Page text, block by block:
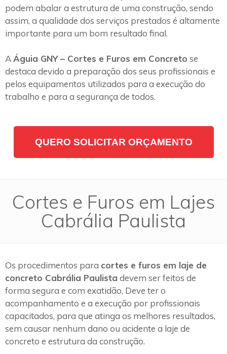
podem abalar a estrutura de uma construção, sendo
assim, a qualidade dos serviços prestados é altamente
importante para um bom resultado final.
AÁguia GNY – Cortes e Furos em Concreto se
destaca devido a preparação dos seus profissionais e
pelos equipamentos utilizados para a execução do
trabalho e para a segurança de todos.
QUERO SOLICITAR ORÇAMENTO
Cortes e Furos em Lajes
Cabrália Paulista
Os procedimentos para cortes e furos em laje de
concreto Cabrália Paulista devem ser feitos de
forma segura e com exatidão, Deve ter o
acompanhamento e a execução por profissionais
capacitados, para que atinga os melhores resultados,
sem causar nenhum dano ou acidente a laje de
concreto e estrutura da construção.